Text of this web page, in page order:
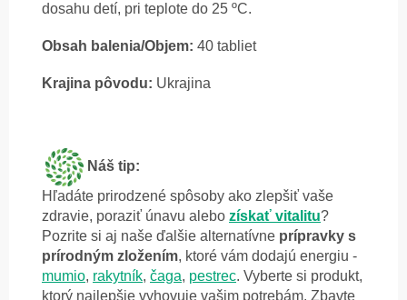
dosahu detí, pri teplote do 25 ºC.
Obsah balenia/Objem: 40 tabliet
Krajina pôvodu: Ukrajina
Náš tip:
Hľadáte prirodzené spôsoby ako zlepšiť vaše
zdravie, poraziť únavu alebo získať vitalitu?
Pozrite si aj naše ďalšie alternatívne prípravky s
prírodným zložením, ktoré vám dodajú energiu -
mumio, rakytník, čaga, pestrec. Vyberte si produkt,
ktorý najlepšie vyhovuje vašim potrebám. Zbavte